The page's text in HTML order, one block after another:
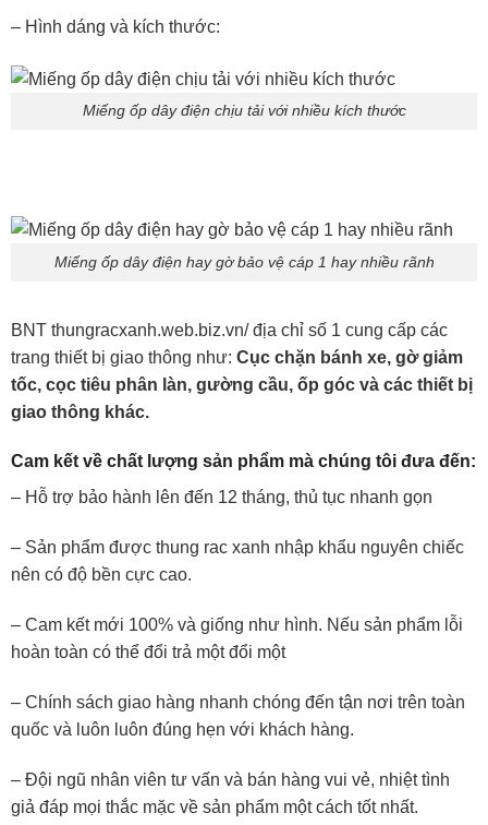
– Hình dáng và kích thước:
Miếng ốp dây điện chịu tải với nhiều kích thước
Miếng ốp dây điện hay gờ bảo vệ cáp 1 hay nhiều rãnh
BNT thungracxanh.web.biz.vn/ địa chỉ số 1 cung cấp các
trang thiết bị giao thông như: Cục chặn bánh xe, gờ giảm
tốc, cọc tiêu phân làn, gường cầu, ốp góc và các thiết bị
giao thông khác.
Cam kết về chất lượng sản phẩm mà chúng tôi đưa đến:
– Hỗ trợ bảo hành lên đến 12 tháng, thủ tục nhanh gọn
– Sản phẩm được thung rac xanh nhập khẩu nguyên chiếc
nên có độ bền cực cao.
– Cam kết mới 100% và giống như hình. Nếu sản phẩm lỗi
hoàn toàn có thể đổi trả một đổi một
– Chính sách giao hàng nhanh chóng đến tận nơi trên toàn
quốc và luôn luôn đúng hẹn với khách hàng.
– Đội ngũ nhân viên tư vấn và bán hàng vui vẻ, nhiệt tình
giả đáp mọi thắc mặc về sản phẩm một cách tốt nhất.